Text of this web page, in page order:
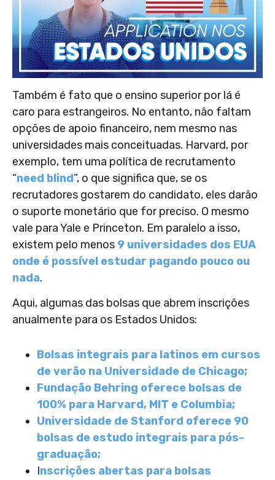
Também é fato que o ensino superior por lá é
caro para estrangeiros. No entanto, não faltam
opções de apoio financeiro, nem mesmo nas
universidades mais conceituadas. Harvard, por
exemplo, tem uma política de recrutamento
“need blind”, o que significa que, se os
recrutadores gostarem do candidato, eles darão
o suporte monetário que for preciso. O mesmo
vale para Yale e Princeton. Em paralelo a isso,
existem pelo menos 9 universidades dos EUA
onde é possível estudar pagando pouco ou
nada.
Aqui, algumas das bolsas que abrem inscrições
anualmente para os Estados Unidos:
Bolsas integrais para latinos em cursos
de verão na Universidade de Chicago;
Fundação Behring oferece bolsas de
100% para Harvard, MIT e Columbia;
Universidade de Stanford oferece 90
bolsas de estudo integrais para pós-
graduação;
Inscrições abertas para bolsas